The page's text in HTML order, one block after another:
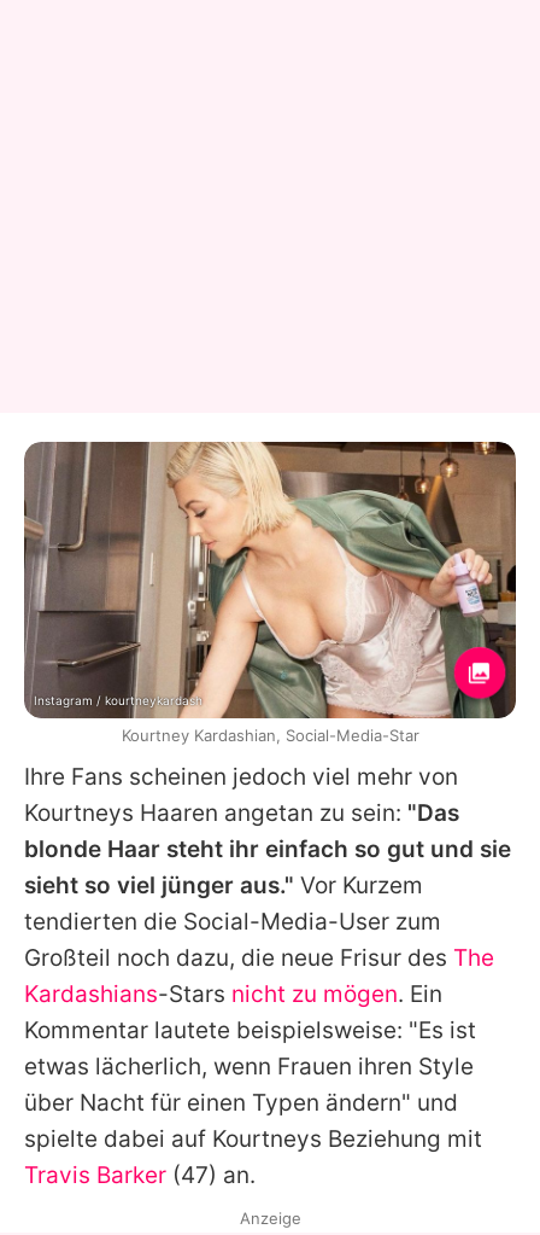
Ihre Fans scheinen jedoch viel mehr von
Kourtneys Haaren angetan zu sein: "Das
blonde Haar steht ihr einfach so gut und sie
sieht so viel jünger aus." Vor Kurzem
tendierten die Social-Media-User zum
Großteil noch dazu, die neue Frisur des The
Kardashians-Stars nicht zu mögen. Ein
Kommentar lautete beispielsweise: "Es ist
etwas lächerlich, wenn Frauen ihren Style
über Nacht für einen Typen ändern" und
spielte dabei auf Kourtneys Beziehung mit
Travis Barker (47) an.
Instagram / kourtneykardash
Kourtney Kardashian, Social-Media-Star
Anzeige